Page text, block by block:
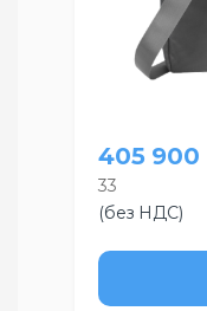
405 900
33
(без НДС)